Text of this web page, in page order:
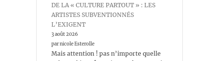
DE LA « CULTURE PARTOUT » : LES
ARTISTES SUBVENTIONNÉS
L’EXIGENT
3 août 2026
par nicole Esterolle
Mais attention ! pas n’importe quelle